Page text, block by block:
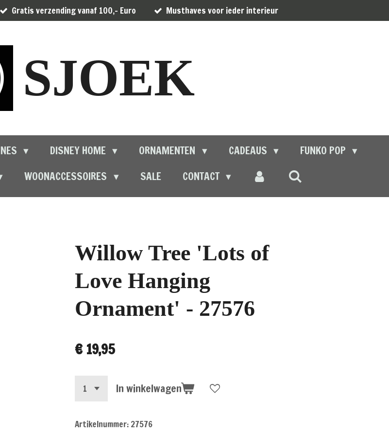
Gratis verzending vanaf 100,- Euro Musthaves voor ieder interieur
SJOEK
DISNEY HOME ORNAMENTEN CADEAUS
FUNKO POP
WOONACCESSOIRES SALE CONTACT
Willow Tree 'Lots of
Love Hanging
Ornament' - 27576
€ 19,95
In winkelwagen
Artikelnummer: 27576